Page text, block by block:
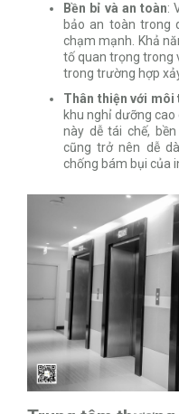
Bền bỉ và an toàn:
bảo an toàn trong
chạm mạnh. Khả
tố quan trọng trong
trong trường hợp
Thân thiện với
khu nghỉ dưỡng
này dễ tái chế,
cũng trở nên dễ
chống bám bụi của